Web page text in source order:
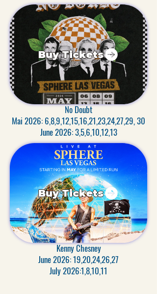
Buy Tickets
No Doubt
Mai 2026: 6,8,9,12,15,16,21,23,24,27,29, 30
June 2026: 3,5,6,10,12,13
Buy Tickets
Kenny Chesney
June 2026: 19,20,24,26,27
July 2026:1,8,10,11